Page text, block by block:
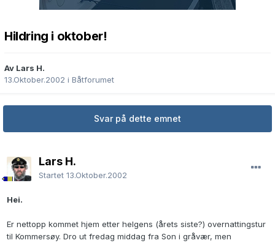
Hildring i oktober!
Av Lars H.
13.Oktober.2002 i Båtforumet
Svar på dette emnet
Lars H.
Startet 13.Oktober.2002
Hei.
Er nettopp kommet hjem etter helgens (årets siste?) overnattingstur
til Kommersøy. Dro ut fredag middag fra Son i gråvær, men